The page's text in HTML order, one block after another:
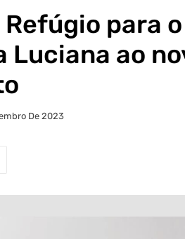
Refúgio para
Luciana ao
De 2023